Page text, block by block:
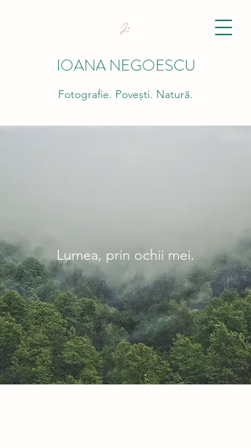
IOANA NEGOESCU
Fotografie. Povești. Natură.
Lumea, prin ochii mei.